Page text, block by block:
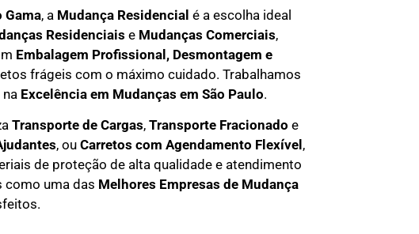
Gama, a Mudança Residencial é a escolha ideal
Residenciais eMudanças Comerciais,
Embalagem Profissional , Desmontagem e
frágeis com o máximo cuidado. Trabalhamos
Excelência em Mudanças em São Paulo.
Transporte de Cargas, Transporte Fracionado e
, ou Carretos com Agendamento Flexível ,
de proteção de alta qualidade e atendimento
como uma das Melhores Empresas de Mudança